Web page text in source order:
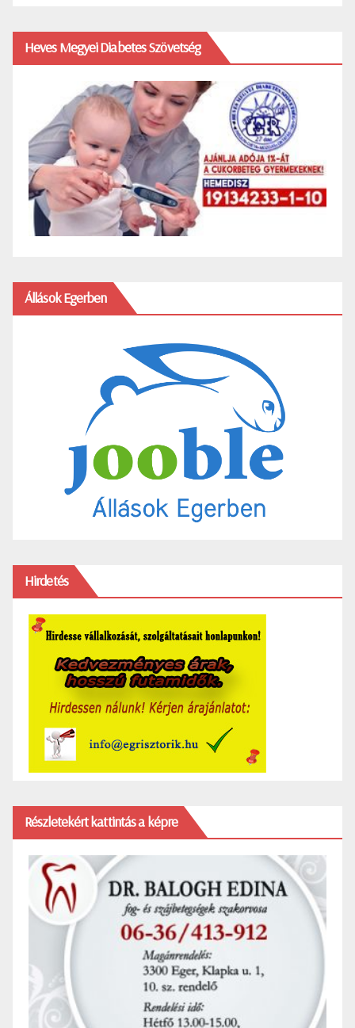
Heves Megyei Diabetes Szövetség
Állások Egerben
Hirdetés
Részletekért kattintás a képre